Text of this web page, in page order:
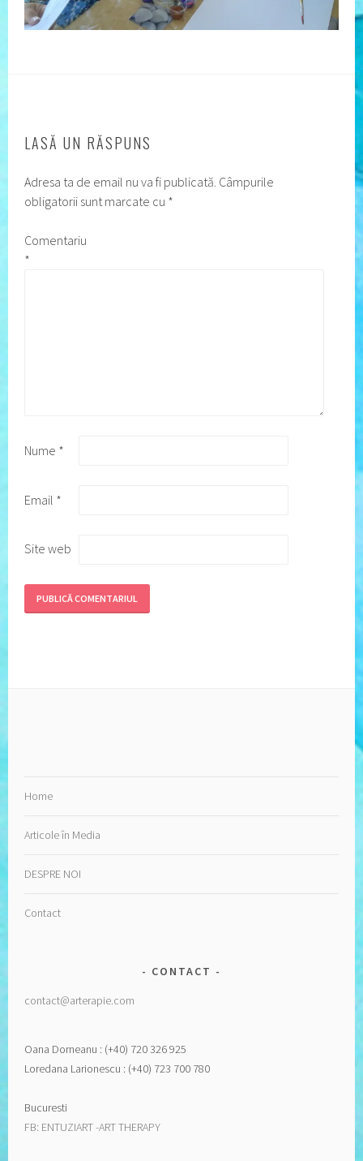
LASĂ UN RĂSPUNS
Adresa ta de email nu va fi publicată. Câmpurile
obligatorii sunt marcate cu *
Comentariu
*
Nume *
Email *
Site web
Home
Articole în Media
DESPRE NOI
Contact
CONTACT
contact@arterapie.com
Oana Dorneanu : (+40) 720 326 925
Loredana Larionescu : (+40) 723 700 780
Bucuresti
FB: ENTUZIART -ART THERAPY